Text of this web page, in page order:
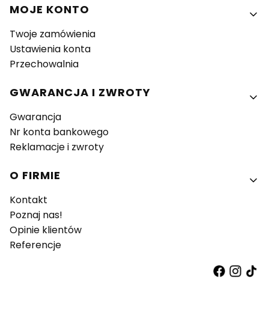
MOJE KONTO
Twoje zamówienia
Ustawienia konta
Przechowalnia
GWARANCJA I ZWROTY
Gwarancja
Nr konta bankowego
Reklamacje i zwroty
O FIRMIE
Kontakt
Poznaj nas!
Opinie klientów
Referencje